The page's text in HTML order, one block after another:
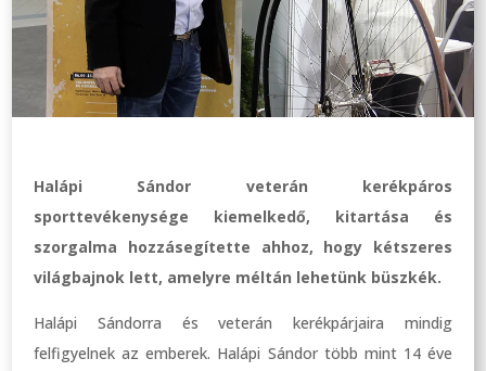
Halápi Sándor veterán kerékpáros
sporttevékenysége kiemelkedő, kitartása és
szorgalma hozzásegítette ahhoz, hogy kétszeres
világbajnok lett, amelyre méltán lehetünk büszkék.
Halápi Sándorra és veterán kerékpárjaira mindig
felfigyelnek az emberek. Halápi Sándor több mint 14 éve